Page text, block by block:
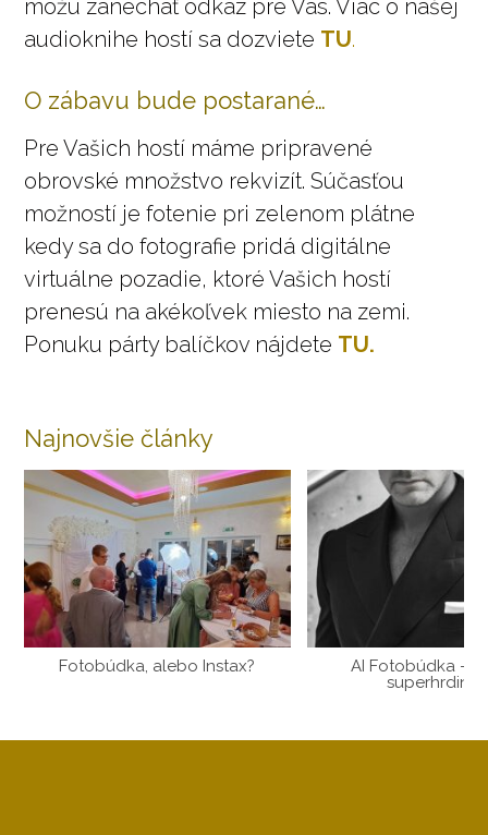
môžu zanechať odkaz pre Vás. Viac o našej
audioknihe hostí sa dozviete TU.
O zábavu bude postarané…
Pre Vašich hostí máme pripravené
obrovské množstvo rekvizít. Súčasťou
možností je fotenie pri zelenom plátne
kedy sa do fotografie pridá digitálne
virtuálne pozadie, ktoré Vašich hostí
prenesú na akékoľvek miesto na zemi.
Ponuku párty balíčkov nájdete TU.
Najnovšie články
Fotobúdka, alebo Instax?
AI Fotobúdka –